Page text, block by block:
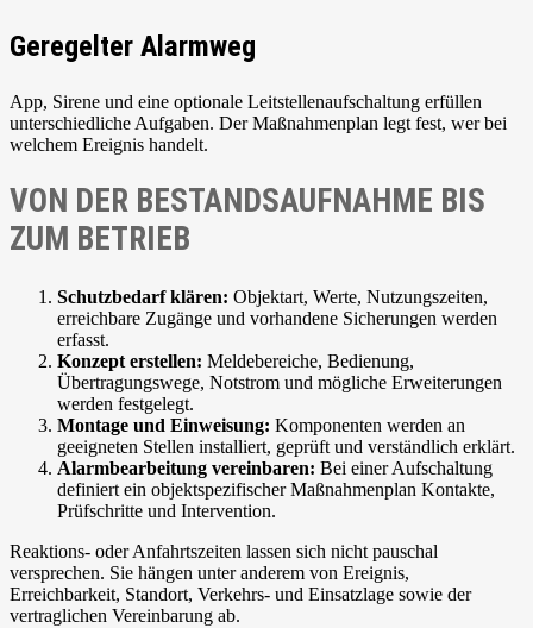
Geregelter Alarmweg
App, Sirene und eine optionale Leitstellenaufschaltung erfüllen
unterschiedliche Aufgaben. Der Maßnahmenplan legt fest, wer bei
welchem Ereignis handelt.
VON DER BESTANDSAUFNAHME BIS
ZUM BETRIEB
Schutzbedarf klären: Objektart, Werte, Nutzungszeiten,
erreichbare Zugänge und vorhandene Sicherungen werden
erfasst.
Konzept erstellen: Meldebereiche, Bedienung,
Übertragungswege, Notstrom und mögliche Erweiterungen
werden festgelegt.
Montage und Einweisung: Komponenten werden an
geeigneten Stellen installiert, geprüft und verständlich erklärt.
Alarmbearbeitung vereinbaren: Bei einer Aufschaltung
definiert ein objektspezifischer Maßnahmenplan Kontakte,
Prüfschritte und Intervention.
Reaktions- oder Anfahrtszeiten lassen sich nicht pauschal
versprechen. Sie hängen unter anderem von Ereignis,
Erreichbarkeit, Standort, Verkehrs- und Einsatzlage sowie der
vertraglichen Vereinbarung ab.